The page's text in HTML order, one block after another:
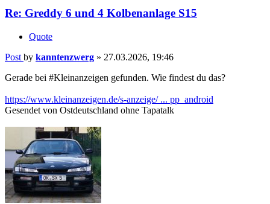
Re: Greddy 6 und 4 Kolbenanlage S15
Quote
Post by kanntenzwerg » 27.03.2026, 19:46
Gerade bei #Kleinanzeigen gefunden. Wie findest du das?
https://www.kleinanzeigen.de/s-anzeige/ ... pp_android
Gesendet von Ostdeutschland ohne Tapatalk